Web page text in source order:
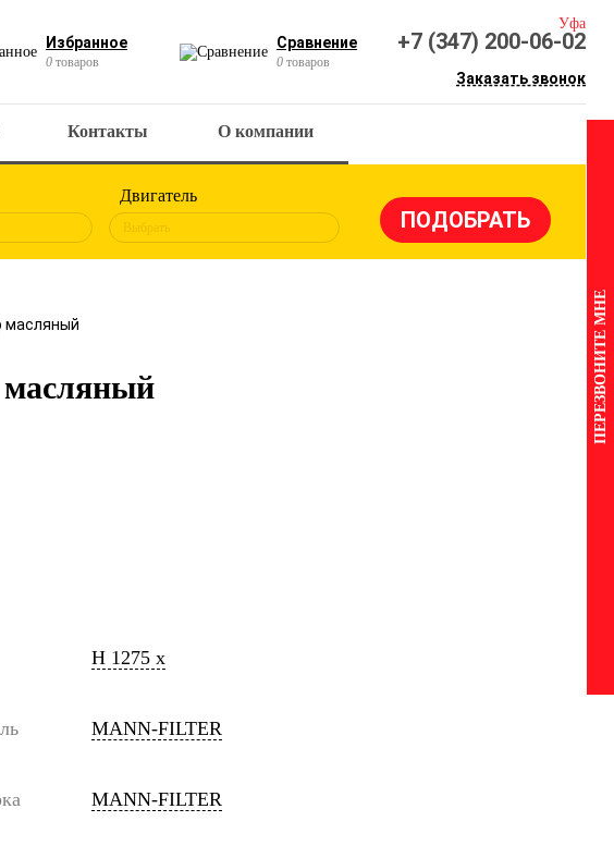
Избранное
0 товаров
Сравнение
0 товаров
Уфа
+7 (347) 200-06-02
Заказать звонок
Контакты О компании
Двигатель
Выбрать
масляный
H 1275 x
MANN-FILTER
MANN-FILTER
ПЕРЕЗВОНИТЕ МНЕ